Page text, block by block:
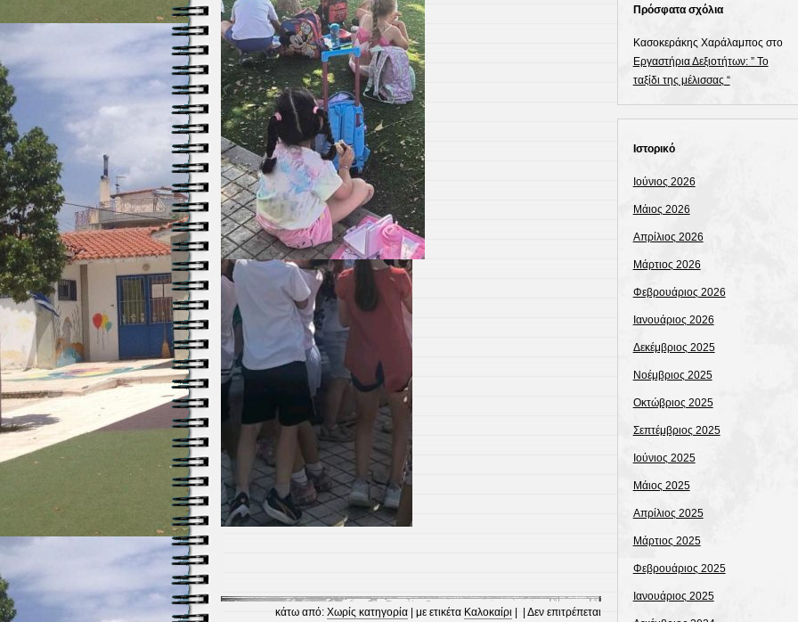
κάτω από: Χωρίς κατηγορία| με ετικέτα Καλοκαίρι| | Δεν επιτρέπεται
Πρόσφατα σχόλια
Κασοκεράκης Χαράλαμπος στο
Εργαστήρια Δεξιοτήτων: ” Το
ταξίδι της μέλισσας “
Ιστορικό
Ιούνιος 2026
Μάιος 2026
Απρίλιος 2026
Μάρτιος 2026
Φεβρουάριος 2026
Ιανουάριος 2026
Δεκέμβριος 2025
Νοέμβριος 2025
Οκτώβριος 2025
Σεπτέμβριος 2025
Ιούνιος 2025
Μάιος 2025
Απρίλιος 2025
Μάρτιος 2025
Φεβρουάριος 2025
Ιανουάριος 2025